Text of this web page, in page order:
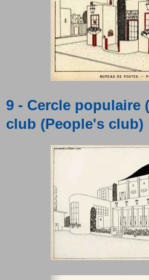
9 - Cercle populaire
club (People's club)